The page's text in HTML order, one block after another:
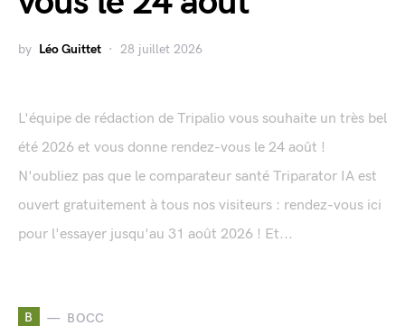
by Léo Guittet 28 juillet 2026
L'équipe de rédaction de Tripalio vous souhaite un très bel
été 2026 et vous donne rendez-vous le 24 août !
N'oubliez pas que le comparateur santé Triparator IA est
ouvert gratuitement à tous nos visiteurs : rendez-vous ici
pour l'essayer jusqu'au 31 août 2026 ! Et...
B BOCC